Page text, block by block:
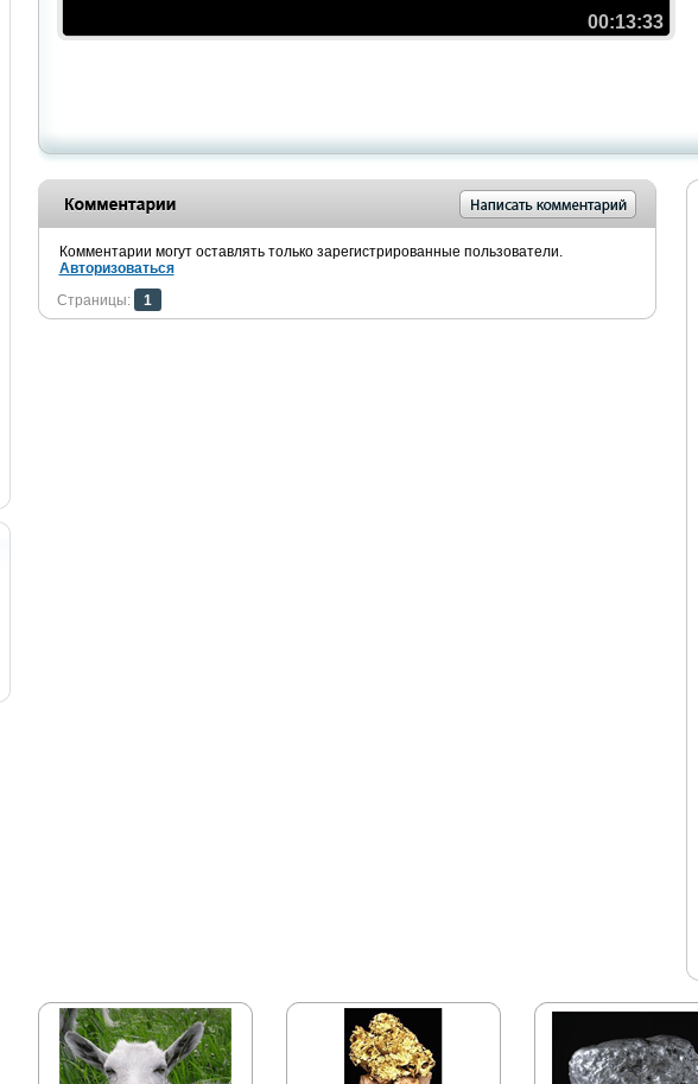
00:13:33
Комментарии могут оставлять только зарегистрированные пользователи.
Авторизоваться
Страницы:
1